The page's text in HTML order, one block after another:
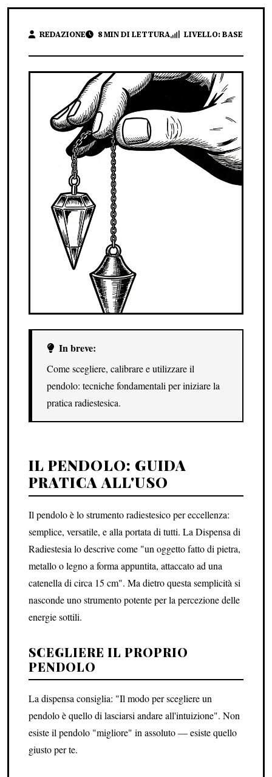
REDAZIONE 8 MIN DI LETTURA LIVELLO: BASE
In breve:
Come scegliere, calibrare e utilizzare il
pendolo: tecniche fondamentali per iniziare la
pratica radiestesica.
IL PENDOLO: GUIDA
PRATICA ALL'USO
Il pendolo è lo strumento radiestesico per eccellenza:
semplice, versatile, e alla portata di tutti. La Dispensa di
Radiestesia lo descrive come "un oggetto fatto di pietra,
metallo o legno a forma appuntita, attaccato ad una
catenella di circa 15 cm". Ma dietro questa semplicità si
nasconde uno strumento potente per la percezione delle
energie sottili.
SCEGLIERE IL PROPRIO
PENDOLO
La dispensa consiglia: "Il modo per scegliere un
pendolo è quello di lasciarsi andare all'intuizione". Non
esiste il pendolo "migliore" in assoluto — esiste quello
giusto per te.